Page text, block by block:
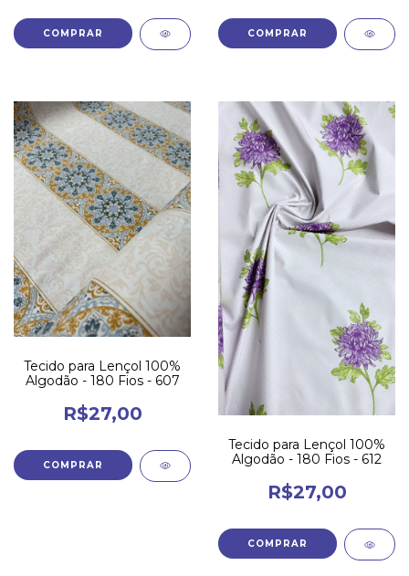
Tecido para Lençol 100%
Algodão - 180 Fios - 607
R$27,00
Tecido para Lençol 100%
Algodão - 180 Fios - 612
R$27,00